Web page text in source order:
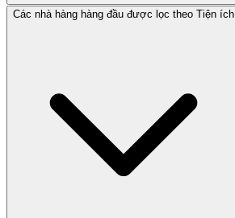
Các nhà hàng hàng đầu được lọc theo Tiện ích